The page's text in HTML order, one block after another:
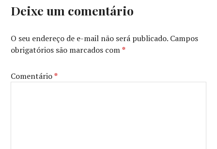
Deixe um comentário
O seu endereço de e-mail não será publicado. Campos
obrigatórios são marcados com*
Comentário*